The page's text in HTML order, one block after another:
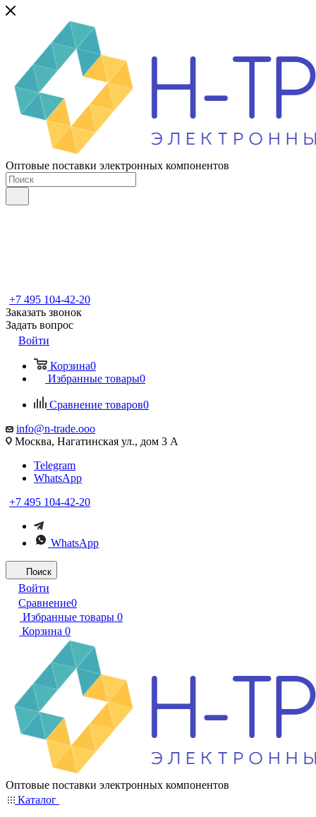
Оптовые поставки электронных компонентов
+7 495 104-42-20
Заказать звонок
Задать вопрос
Войти
Корзина0
Избранные товары0
Сравнение товаров0
info@n-trade.ooo
Москва, Нагатинская ул., дом 3 А
Telegram
WhatsApp
+7 495 104-42-20
WhatsApp
Поиск
Войти
Сравнение0
Избранные товары 0
Корзина 0
Оптовые поставки электронных компонентов
Каталог